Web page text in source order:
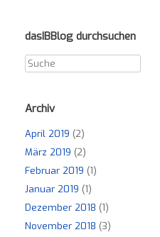
dasIBBlog durchsuchen
Archiv
April 2019 (2)
März 2019 (2)
Februar 2019 (1)
Januar 2019 (1)
Dezember 2018 (1)
November 2018 (3)